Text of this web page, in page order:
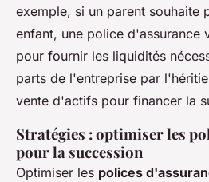
exemple, si un parent souhaite
enfant, une police d'assurance
pour fournir les liquidités
parts de l'entreprise par
vente d'actifs pour financer la
Stratégies : optimiser les
pour la succession
Optimiser les polices